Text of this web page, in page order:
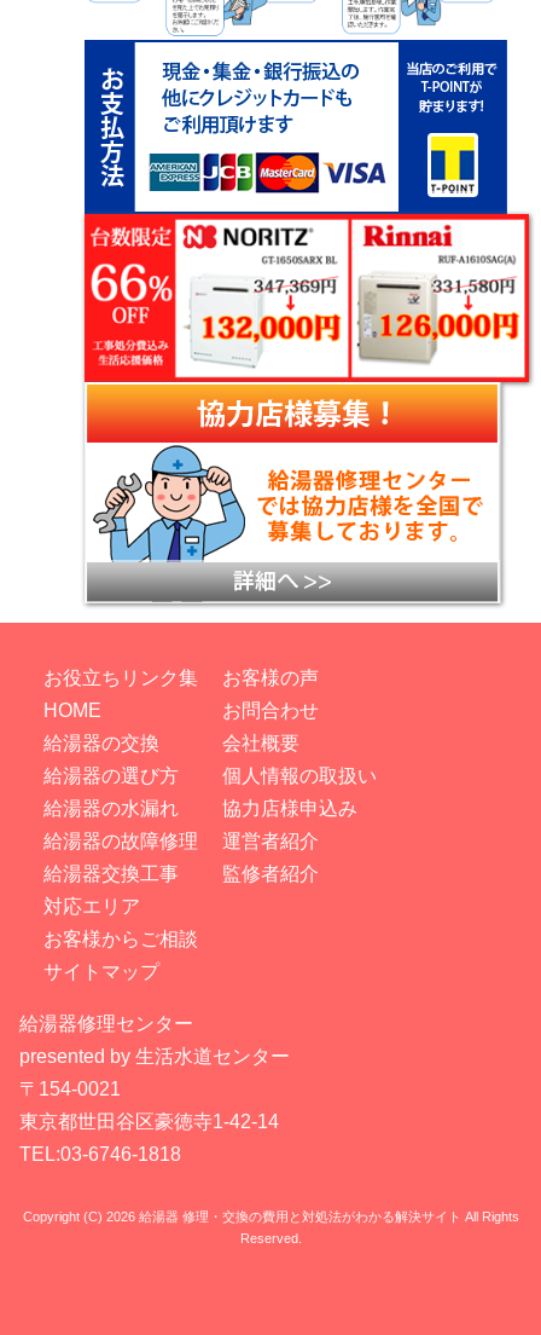
お役立ちリンク集
HOME
給湯器の交換
給湯器の選び方
給湯器の水漏れ
給湯器の故障修理
給湯器交換工事
対応エリア
お客様からご相談
サイトマップ
お客様の声
お問合わせ
会社概要
個人情報の取扱い
協力店様申込み
運営者紹介
監修者紹介
給湯器修理センター
presented by 生活水道センター
〒154-0021
東京都世田谷区豪徳寺1-42-14
TEL:03-6746-1818
Copyright (C) 2026 給湯器 修理・交換の費用と対処法がわかる解決サイト All Rights
Reserved.